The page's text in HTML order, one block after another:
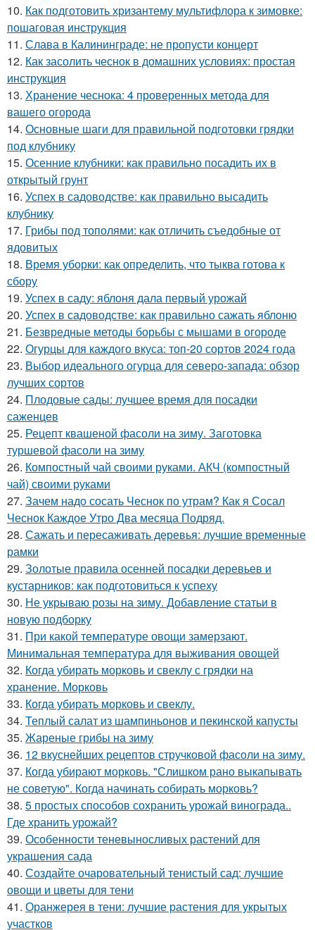
10. Как подготовить хризантему мультифлора к зимовке:
пошаговая инструкция
11. Слава в Калининграде: не пропусти концерт
12. Как засолить чеснок в домашних условиях: простая
инструкция
13. Хранение чеснока: 4 проверенных метода для
вашего огорода
14. Основные шаги для правильной подготовки грядки
под клубнику
15. Осенние клубники: как правильно посадить их в
открытый грунт
16. Успех в садоводстве: как правильно высадить
клубнику
17. Грибы под тополями: как отличить съедобные от
ядовитых
18. Время уборки: как определить, что тыква готова к
сбору
19. Успех в саду: яблоня дала первый урожай
20. Успех в садоводстве: как правильно сажать яблоню
21. Безвредные методы борьбы с мышами в огороде
22. Огурцы для каждого вкуса: топ-20 сортов 2024 года
23. Выбор идеального огурца для северо-запада: обзор
лучших сортов
24. Плодовые сады: лучшее время для посадки
саженцев
25. Рецепт квашеной фасоли на зиму. Заготовка
туршевой фасоли на зиму
26. Компостный чай своими руками. АКЧ (компостный
чай) своими руками
27. Зачем надо сосать Чеснок по утрам? Как я Сосал
Чеснок Каждое Утро Два месяца Подряд.
28. Сажать и пересаживать деревья: лучшие временные
рамки
29. Золотые правила осенней посадки деревьев и
кустарников: как подготовиться к успеху
30. Не укрываю розы на зиму. Добавление статьи в
новую подборку
31. При какой температуре овощи замерзают.
Минимальная температура для выживания овощей
32. Когда убирать морковь и свеклу с грядки на
хранение. Морковь
33. Когда убирать морковь и свеклу.
34. Теплый салат из шампиньонов и пекинской капусты
35. Жареные грибы на зиму
36. 12 вкуснейших рецептов стручковой фасоли на зиму.
37. Когда убирают морковь. "Слишком рано выкапывать
не советую". Когда начинать собирать морковь?
38. 5 простых способов сохранить урожай винограда..
Где хранить урожай?
39. Особенности теневыносливых растений для
украшения сада
40. Создайте очаровательный тенистый сад: лучшие
овощи и цветы для тени
41. Оранжерея в тени: лучшие растения для укрытых
участков